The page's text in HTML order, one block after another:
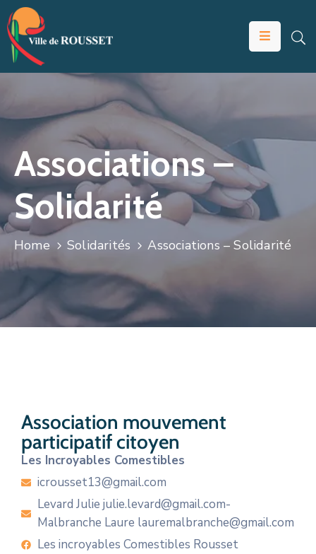
VOTRE
ÉDUCATION
ET
JEUNESSE
SOLIDARITÉS
ÉCONOMIE
ANIMATION
Associations –
Solidarité
Home Solidarités Associations – Solidarité
Association mouvement
participatif citoyen
Les Incroyables Comestibles
icrousset13@gmail.com
Levard Julie julie.levard@gmail.com-
Malbranche Laure lauremalbranche@gmail.com
Les incroyables Comestibles Rousset